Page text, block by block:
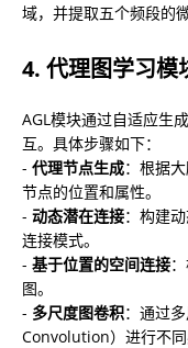
域，并提取五个频段的
4. 代理图学习模
AGL模块通过自适应生
互。具体步骤如下：
- 代理节点生成：根据
节点的位置和属性。
- 动态潜在连接：构建
连接模式。
- 基于位置的空间连接
图。
- 多尺度图卷积：通过
Convolution）进行不同